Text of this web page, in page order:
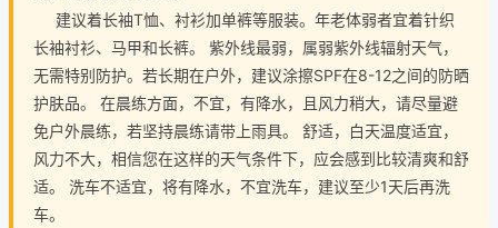
建议着长袖T恤、衬衫加单裤等服装。年老体弱者宜着针织
长袖衬衫、马甲和长裤。 紫外线最弱，属弱紫外线辐射天气，
无需特别防护。若长期在户外，建议涂擦SPF在8-12之间的防晒
护肤品。 在晨练方面，不宜，有降水，且风力稍大，请尽量避
免户外晨练，若坚持晨练请带上雨具。 舒适，白天温度适宜，
风力不大，相信您在这样的天气条件下，应会感到比较清爽和舒
适。 洗车不适宜，将有降水，不宜洗车，建议至少1天后再洗
车。